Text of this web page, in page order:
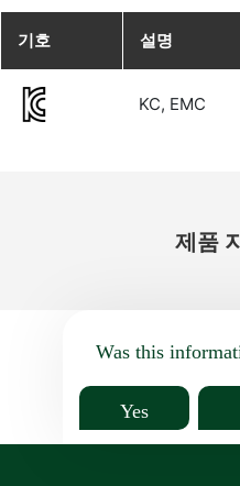
기호 설명
KC, EMC
제품
Was this
Yes